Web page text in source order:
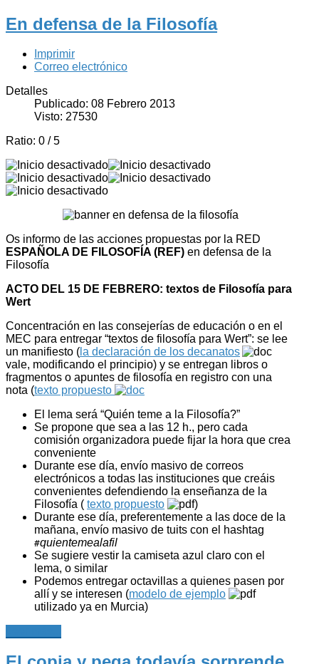
En defensa de la Filosofía
Imprimir
Correo electrónico
Detalles
Publicado: 08 Febrero 2013
Visto: 27530
Ratio: 0 /5
Os informo de las acciones propuestas por la RED
ESPAÑOLA DE FILOSOFÍA (REF) en defensa de la
Filosofía
ACTO DEL 15 DE FEBRERO: textos de Filosofía para
Wert
Concentración en las consejerías de educación o en el
MEC para entregar “textos de filosofía para Wert”: se lee
un manifiesto ( la declaración de los decanatos
vale, modificando el principio) y se entregan libros o
fragmentos o apuntes de filosofía en registro con una
nota (texto propuesto
El lema será “Quién teme a la Filosofía?”
Se propone que sea a las 12 h., pero cada
comisión organizadora puede fijar la hora que crea
conveniente
Durante ese día, envío masivo de correos
electrónicos a todas las instituciones que creáis
convenientes defendiendo la enseñanza de la
Filosofía ( texto propuesto
)
Durante ese día, preferentemente a las doce de la
mañana, envío masivo de tuits con el hashtag
#quientemealafil
Se sugiere vestir la camiseta azul claro con el
lema, o similar
Podemos entregar octavillas a quienes pasen por
allí y se interesen (modelo de ejemplo
utilizado ya en Murcia)